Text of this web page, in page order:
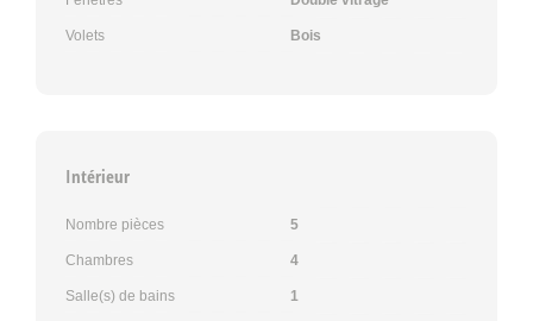
Volets Bois
Intérieur
Nombre pièces 5
Chambres 4
Salle(s) de bains 1